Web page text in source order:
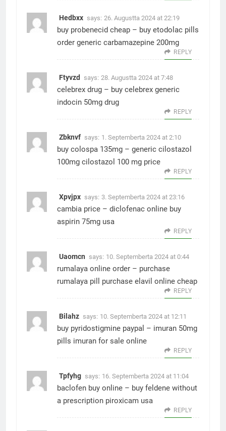
Hedbxx says: 26. Augustta 2024 at 22:19
buy probenecid cheap – buy etodolac pills
order generic carbamazepine 200mg
REPLY
Ftyvzd says: 28. Augustta 2024 at 7:48
celebrex drug – buy celebrex generic
indocin 50mg drug
REPLY
Zbknvf says: 1. Septemberta 2024 at 2:10
buy colospa 135mg – generic cilostazol
100mg cilostazol 100 mg price
REPLY
Xpvjpx says: 3. Septemberta 2024 at 23:16
cambia price – diclofenac online buy
aspirin 75mg usa
REPLY
Uaomcn says: 10. Septemberta 2024 at 0:44
rumalaya online order – purchase
rumalaya pill
purchase elavil online cheap
REPLY
Bilahz says: 10. Septemberta 2024 at 12:11
buy pyridostigmine paypal – imuran 50mg
pills imuran for sale online
REPLY
Tpfyhg says: 16. Septemberta 2024 at 11:04
baclofen buy online – buy feldene without
a prescription piroxicam usa
REPLY